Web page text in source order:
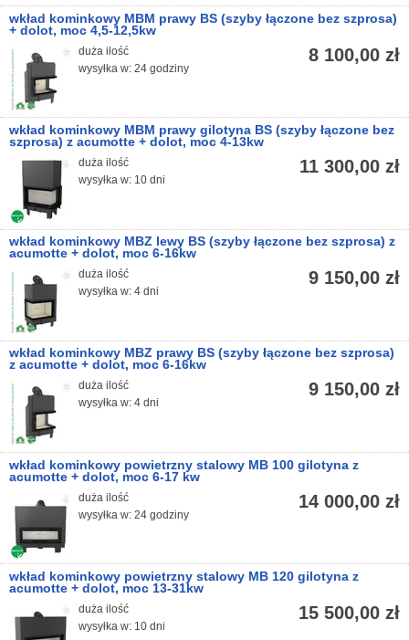
wkład kominkowy MBM prawy BS (szyby łączone bez szprosa)
+ dolot, moc 4,5-12,5kw
8 100,00 zł
duża ilość
wysyłka w: 24 godziny
wkład kominkowy MBM prawy gilotyna BS (szyby łączone bez
szprosa) z acumotte + dolot, moc 4-13kw
11 300,00 zł
duża ilość
wysyłka w: 10 dni
wkład kominkowy MBZ lewy BS (szyby łączone bez szprosa) z
acumotte + dolot, moc 6-16kw
9 150,00 zł
duża ilość
wysyłka w: 4 dni
wkład kominkowy MBZ prawy BS (szyby łączone bez szprosa)
z acumotte + dolot, moc 6-16kw
9 150,00 zł
duża ilość
wysyłka w: 4 dni
wkład kominkowy powietrzny stalowy MB 100 gilotyna z
acumotte + dolot, moc 6-17 kw
14 000,00 zł
duża ilość
wysyłka w: 24 godziny
wkład kominkowy powietrzny stalowy MB 120 gilotyna z
acumotte + dolot, moc 13-31kw
15 500,00 zł
duża ilość
wysyłka w: 10 dni